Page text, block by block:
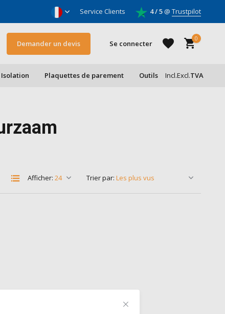
& entrepreneurs Service Clients 4 / 5@ Trustpilot
Demander un devis Se connecter
0
Isolation Plaquettes de parement Outils Incl.Excl.TVA
Afficher: Trier par: